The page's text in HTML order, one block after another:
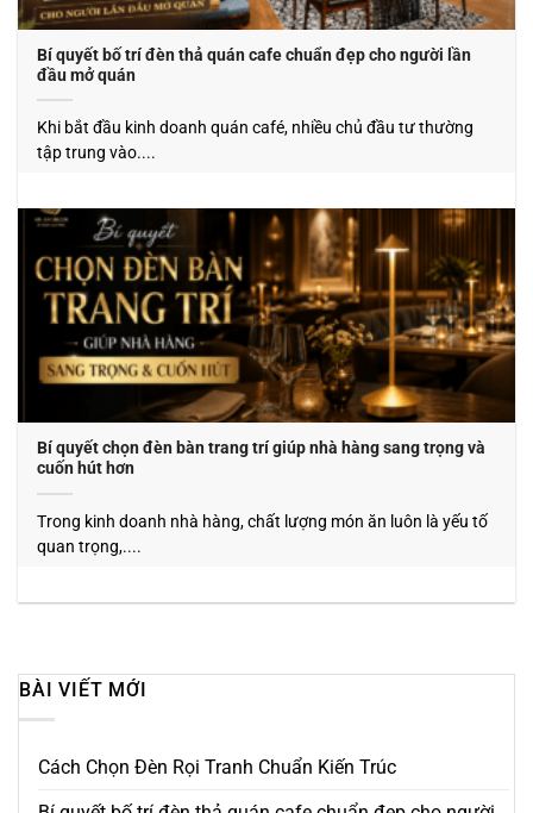
Bí quyết bố trí đèn thả quán cafe chuẩn đẹp cho người lần
đầu mở quán
Khi bắt đầu kinh doanh quán café, nhiều chủ đầu tư thường
tập trung vào....
Bí quyết chọn đèn bàn trang trí giúp nhà hàng sang trọng và
cuốn hút hơn
Trong kinh doanh nhà hàng, chất lượng món ăn luôn là yếu tố
quan trọng,....
BÀI VIẾT MỚI
Cách Chọn Đèn Rọi Tranh Chuẩn Kiến Trúc